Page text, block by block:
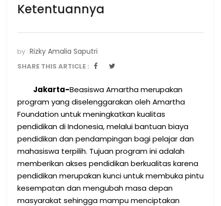
Ketentuannya
by : Rizky Amalia Saputri
SHARE THIS ARTICLE :
Jakarta-Beasiswa Amartha merupakan
program yang diselenggarakan oleh Amartha
Foundation untuk meningkatkan kualitas
pendidikan di Indonesia, melalui bantuan biaya
pendidikan dan pendampingan bagi pelajar dan
mahasiswa terpilih. Tujuan program ini adalah
memberikan akses pendidikan berkualitas karena
pendidikan merupakan kunci untuk membuka pintu
kesempatan dan mengubah masa depan
masyarakat sehingga mampu menciptakan